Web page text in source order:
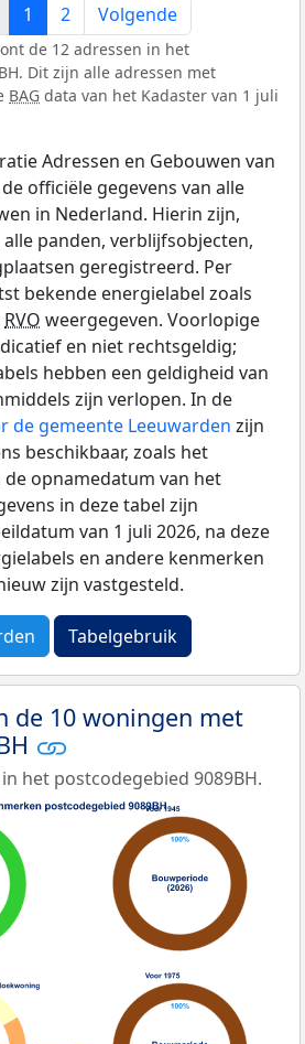
1 2 Volgende
de 12 adressen in het
Dit zijn alle adressen met
BAG data van het Kadaster van 1 juli
Adressen en Gebouwen van
officiële gegevens van alle
in Nederland. Hierin zijn,
panden, verblijfsobjecten,
geregistreerd. Per
bekende energielabel zoals
RVO weergegeven. Voorlopige
en niet rechtsgeldig;
hebben een geldigheid van
zijn verlopen. In de
de gemeente Leeuwarden zijn
beschikbaar, zoals het
opnamedatum van het
in deze tabel zijn
van 1 juli 2026, na deze
en andere kenmerken
zijn vastgesteld.
Tabelgebruik
de 10 woningen met
het postcodegebied 9089BH.